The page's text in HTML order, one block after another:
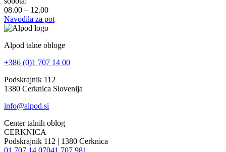
08.00 – 12.00
Navodila za pot
Alpod talne obloge
+386 (0)1 707 14 00
Podskrajnik 112
1380 Cerknica Slovenija
info@alpod.si
Center talnih oblog
CERKNICA
Podskrajnik 112 | 1380 Cerknica
01 707 14 07041 707 981